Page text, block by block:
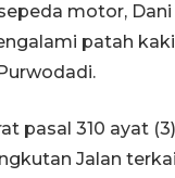
motor, Dani
patah
pasal 310 ayat
Jalan